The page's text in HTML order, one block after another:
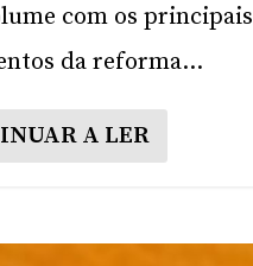
com os principais
da reforma...
A LER